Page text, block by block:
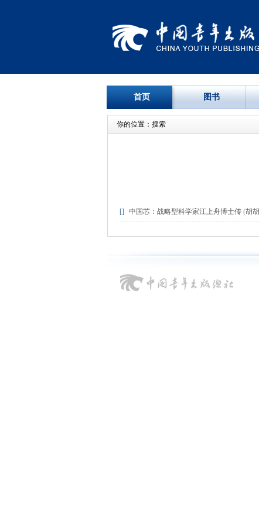
首页 图书
你的位置：搜索
[] 中国芯：战略型科学家江上舟博士传(胡胡